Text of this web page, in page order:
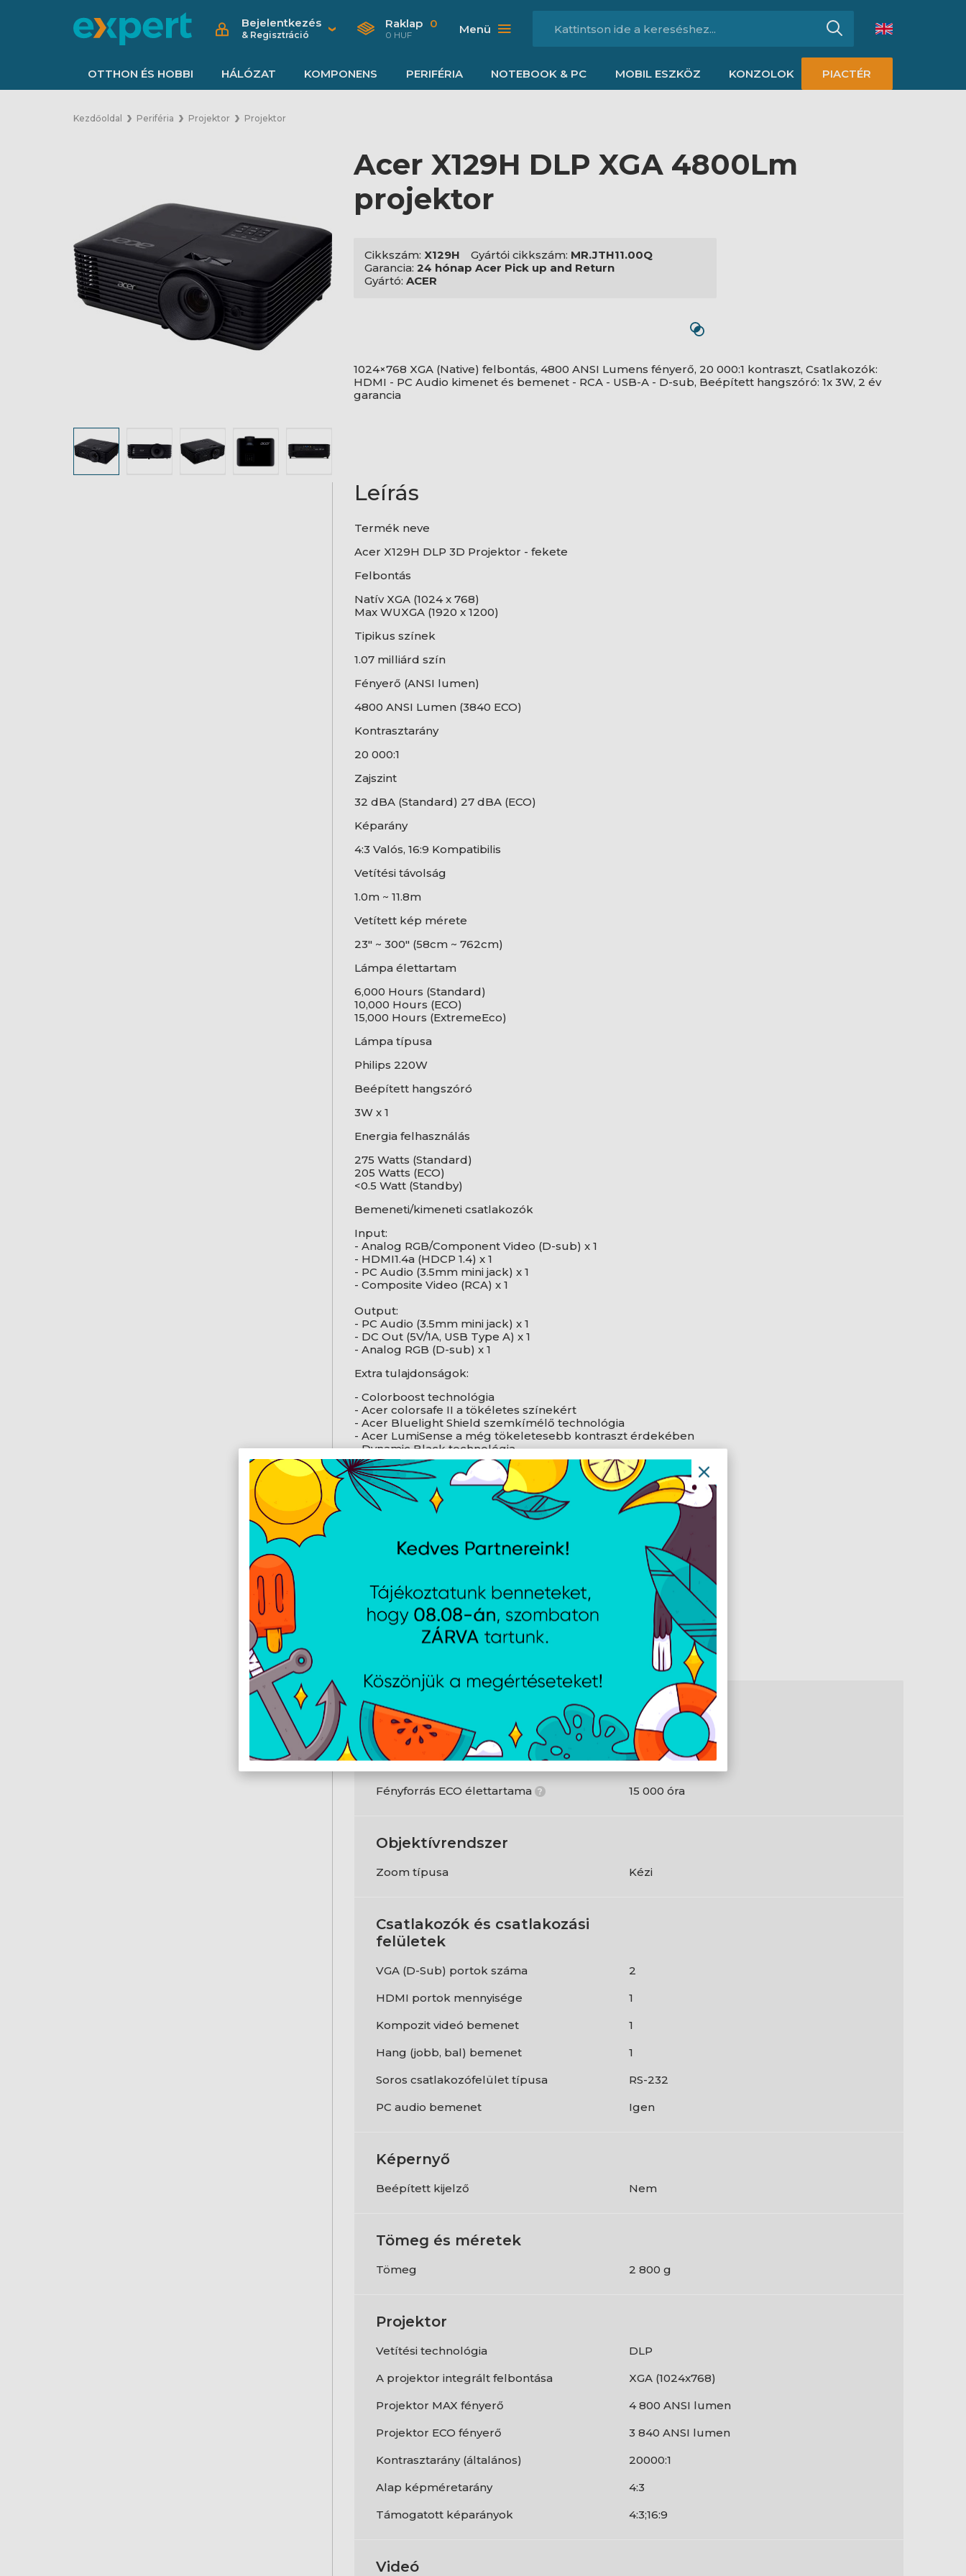
Bejelentkezés
& Regisztráció
Raklap 0
0 HUF Menü
OTTHON ÉS HOBBI HÁLÓZAT KOMPONENS PERIFÉRIA NOTEBOOK & PC MOBIL ESZKÖZ KONZOLOK PIACTÉR
Kezdőoldal Periféria Projektor Projektor
Acer X129H DLP XGA 4800Lm
projektor
Cikkszám: X129H Gyártói cikkszám: MR.JTH11.00Q
Garancia: 24 hónap Acer Pick up and Return
Gyártó: ACER
1024×768 XGA (Native) felbontás, 4800 ANSI Lumens fényerő, 20 000:1 kontraszt, Csatlakozók:
HDMI - PC Audio kimenet és bemenet - RCA - USB-A - D-sub, Beépített hangszóró: 1x 3W, 2 év
garancia
Leírás
Termék neve
Acer X129H DLP 3D Projektor - fekete
Felbontás
Natív XGA (1024 x 768)
Max WUXGA (1920 x 1200)
Tipikus színek
1.07 milliárd szín
Fényerő (ANSI lumen)
4800 ANSI Lumen (3840 ECO)
Kontrasztarány
20 000:1
Zajszint
32 dBA (Standard) 27 dBA (ECO)
Képarány
4:3 Valós, 16:9 Kompatibilis
Vetítési távolság
1.0m ~ 11.8m
Vetített kép mérete
23" ~ 300" (58cm ~ 762cm)
Lámpa élettartam
6,000 Hours (Standard)
10,000 Hours (ECO)
15,000 Hours (ExtremeEco)
Lámpa típusa
Philips 220W
Beépített hangszóró
3W x 1
Energia felhasználás
275 Watts (Standard)
205 Watts (ECO)
<0.5 Watt (Standby)
Bemeneti/kimeneti csatlakozók
Input:
- Analog RGB/Component Video (D-sub) x 1
- HDMI1.4a (HDCP 1.4) x 1
- PC Audio (3.5mm mini jack) x 1
- Composite Video (RCA) x 1
Output:
- PC Audio (3.5mm mini jack) x 1
- DC Out (5V/1A, USB Type A) x 1
- Analog RGB (D-sub) x 1
Extra tulajdonságok:
- Colorboost technológia
- Acer colorsafe II a tökéletes színekért
- Acer Bluelight Shield szemkímélő technológia
- Acer LumiSense a még tökeletesebb kontraszt érdekében
- Dynamic Black technológia
Méretek
313 x 240 x 113.7 mm / 2.80 kg
2 év szervizben, a lámpára 1 év
Technikai adatok
Fényforrás
Fényforrás típusa
Lámpa
Fényforrás MAX élettartam ?
6 000 óra
Fényforrás ECO élettartama ? 15 000 óra
Objektívrendszer
Zoom típusa Kézi
Csatlakozók és csatlakozási
felületek
VGA (D-Sub) portok száma
2
HDMI portok mennyisége
1
Kompozit videó bemenet
1
Hang (jobb, bal) bemenet
1
Soros csatlakozófelület típusa
RS-232
PC audio bemenet
Igen
Képernyő
Beépített kijelző Nem
Tömeg és méretek
Tömeg 2 800 g
Projektor
Vetítési technológia
DLP
A projektor integrált felbontása
XGA (1024x768)
Projektor MAX fényerő
4 800 ANSI lumen
Projektor ECO fényerő
3 840 ANSI lumen
Kontrasztarány (általános)
20000:1
Alap képméretarány
4:3
Támogatott képarányok
4:3;16:9
Videó